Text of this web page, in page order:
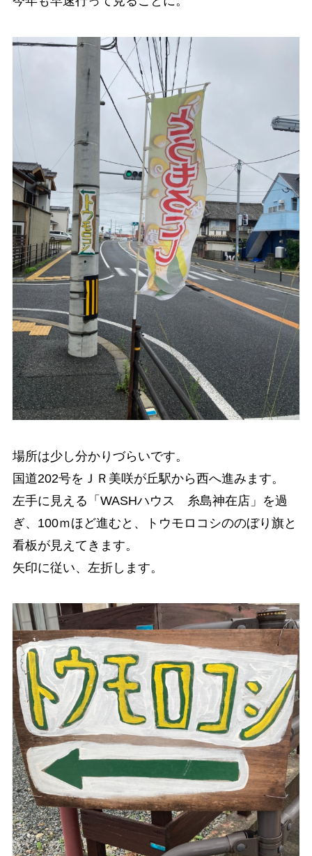
場所は少し分かりづらいです。
国道202号をＪＲ美咲が丘駅から西へ進みます。
左手に見える「WASHハウス 糸島神在店」を過
ぎ、100ｍほど進むと、トウモロコシののぼり旗と
看板が見えてきます。
矢印に従い、左折します。